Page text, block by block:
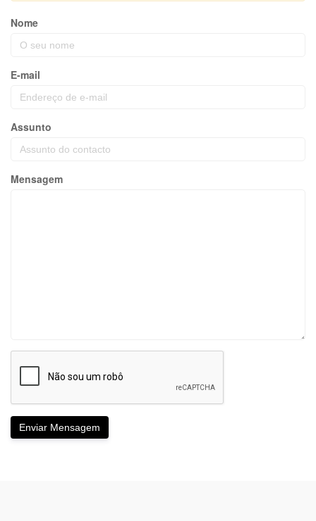
Nome
E-mail
Assunto
Mensagem
Enviar Mensagem